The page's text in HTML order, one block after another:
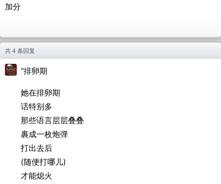
加分
共 4 条回复
"排卵期
她在排卵期
话特别多
那些语言层层叠叠
裹成一枚炮弹
打出去后
(随便打哪儿)
才能熄火